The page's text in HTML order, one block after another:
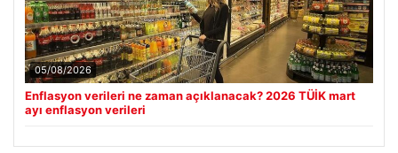
05/08/2026
Enflasyon verileri ne zaman açıklanacak? 2026 TÜİK mart
ayı enflasyon verileri